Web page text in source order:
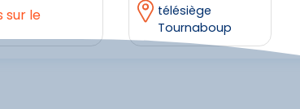
sur le
télésiège
Tournaboup